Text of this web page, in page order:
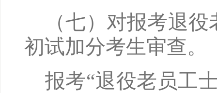
（七）对报考退
初试加分考生审查。
报考“退役老员工